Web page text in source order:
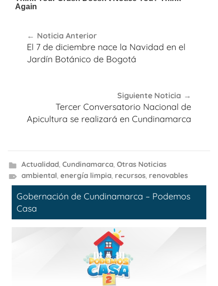
de
entradas
Noticia Anterior
El 7 de diciembre nace la Navidad en el
Jardín Botánico de Bogotá
Siguiente Noticia
Tercer Conversatorio Nacional de
Apicultura se realizará en Cundinamarca
Actualidad, Cundinamarca, Otras Noticias
ambiental, energía limpia, recursos, renovables
Gobernación de Cundinamarca – Podemos
Casa